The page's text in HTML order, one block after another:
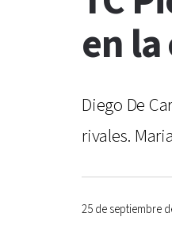
en
Diego De
rivales.
25 de septiembre